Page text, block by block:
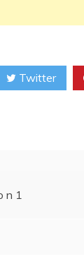
Twitter
n 1